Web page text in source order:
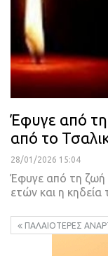
Έφυγε από
από το
28/01/2026 15:04
Έφυγε από τη ζωή
ετών και η κηδεία
ΠΑΛΑΙΌΤΕΡΕΣ